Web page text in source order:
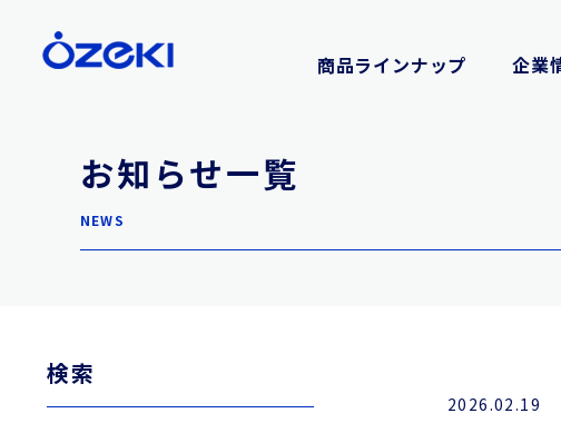
商品ラインナップ 企業
お知らせ一覧
NEWS
検索
2026.02.19